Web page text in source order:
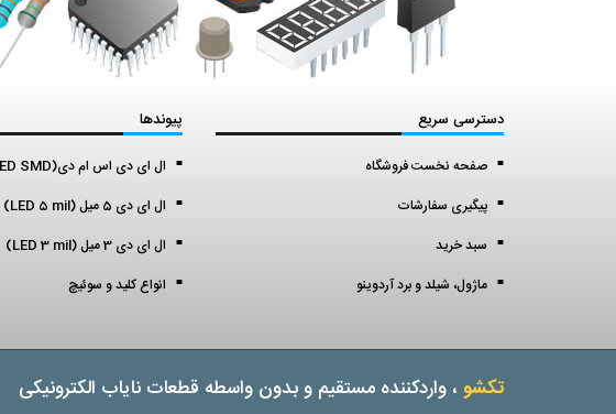
دسترسی سریع
صفحه نخست فروشگاه
پیگیری سفارشات
سبد خرید
ماژول، شیلد و برد آردوینو
پیوندها
ال ای دی اس ام دی(LED SMD)?adtxfo2
ال ای دی 5 میل (LED 5 mil)
ال ای دی 3 میل (LED 3 mil)
انواع کلید و سوئیچ
تکشو ، واردکننده مستقیم و بدون واسطه قطعات نایاب الکترونیکی